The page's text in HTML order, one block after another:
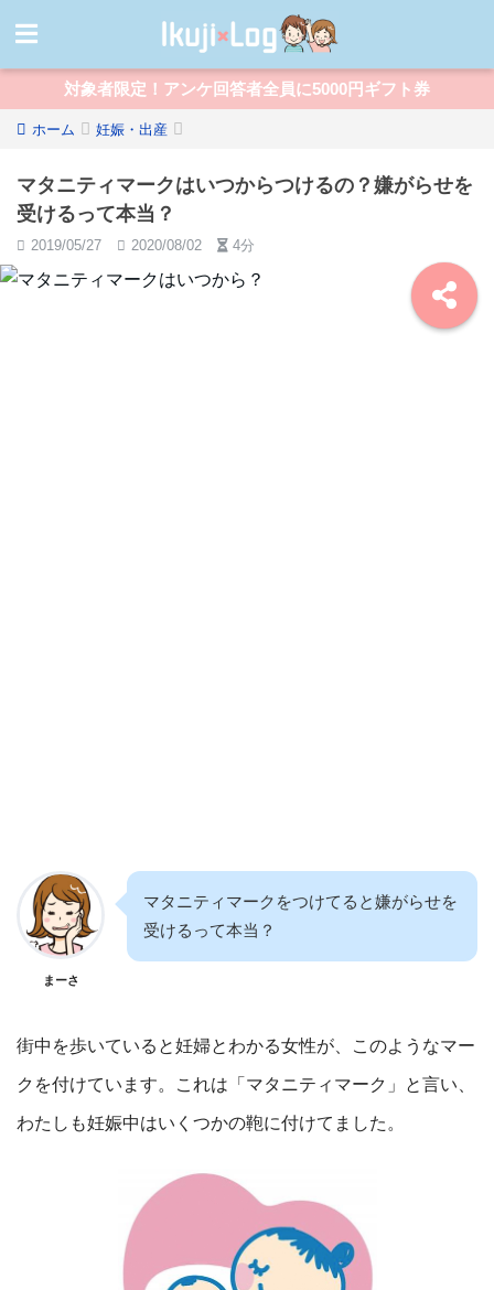
対象者限定！アンケ回答者全員に5000円ギフト券
ホーム 妊娠・出産
マタニティマークはいつからつけるの？嫌がらせを
受けるって本当？
2019/05/27 2020/08/02 4分
まーさ
マタニティマークをつけてると嫌がらせを
受けるって本当？
街中を歩いていると妊婦とわかる女性が、このようなマー
クを付けています。これは「マタニティマーク」と言い、
わたしも妊娠中はいくつかの鞄に付けてました。